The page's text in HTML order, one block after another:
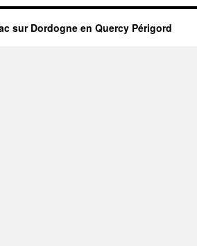
sur Dordogne en Quercy Périgord